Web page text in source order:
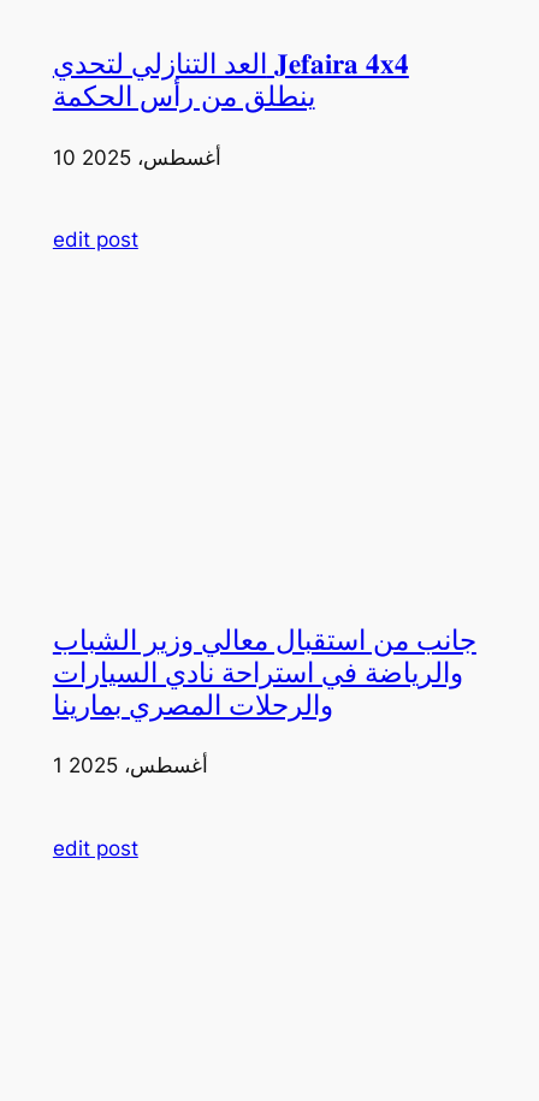
العد التنازلي لتحدي 𝐉𝐞𝐟𝐚𝐢𝐫𝐚 𝟒𝐱𝟒
ينطلق من رأس الحكمة
10 أغسطس، 2025
edit post
جانب من استقبال معالي وزير الشباب
والرياضة في استراحة نادي السيارات
والرحلات المصري بمارينا
1 أغسطس، 2025
edit post